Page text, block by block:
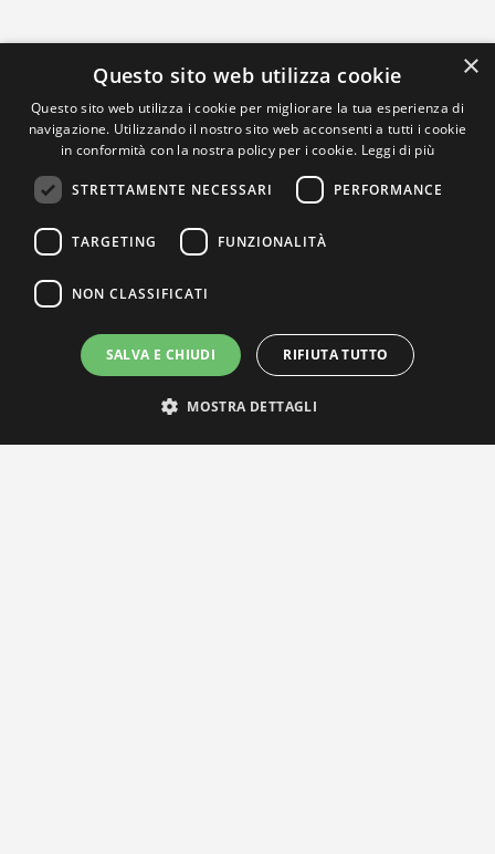
×
Questo sito web utilizza cookie
Questo sito web utilizza i cookie per migliorare la tua esperienza di
navigazione. Utilizzando il nostro sito web acconsenti a tutti i cookie
in conformità con la nostra policy per i cookie. Leggi di più
STRETTAMENTE NECESSARI PERFORMANCE
TARGETING FUNZIONALITÀ
NON CLASSIFICATI
SALVA E CHIUDI RIFIUTA TUTTO
MOSTRA DETTAGLI